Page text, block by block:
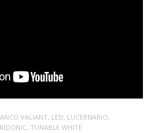
VALIANT, LED, LUCERNARIO,
, TUNABLE WHITE